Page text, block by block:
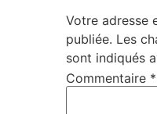
Votre adresse
publiée. Les
sont indiqués
Commentaire *